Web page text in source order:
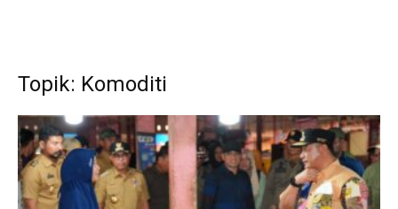
Topik: Komoditi